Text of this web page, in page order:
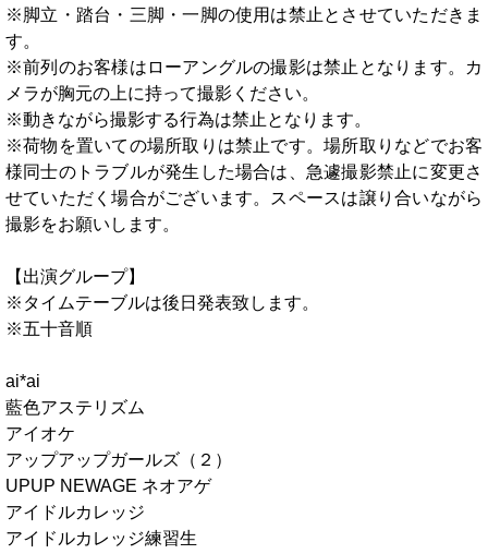
※脚立・踏台・三脚・一脚の使用は禁止とさせていただきま
す。
※前列のお客様はローアングルの撮影は禁止となります。カ
メラが胸元の上に持って撮影ください。
※動きながら撮影する行為は禁止となります。
※荷物を置いての場所取りは禁止です。場所取りなどでお客
様同士のトラブルが発生した場合は、急遽撮影禁止に変更さ
せていただく場合がございます。スペースは譲り合いながら
撮影をお願いします。
【出演グループ】
※タイムテーブルは後日発表致します。
※五十音順
ai*ai
藍色アステリズム
アイオケ
アップアップガールズ（２）
UPUP NEWAGE ネオアゲ
アイドルカレッジ
アイドルカレッジ練習生